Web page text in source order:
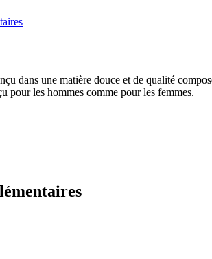
dans une matière douce et de qualité
pour les hommes comme pour les femmes.